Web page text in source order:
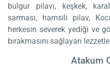
bulgur pilavı, keşkek,
sarması, hamsili pilav,
herkesin severek yediği ve
bırakmasını sağlayan
Atakum